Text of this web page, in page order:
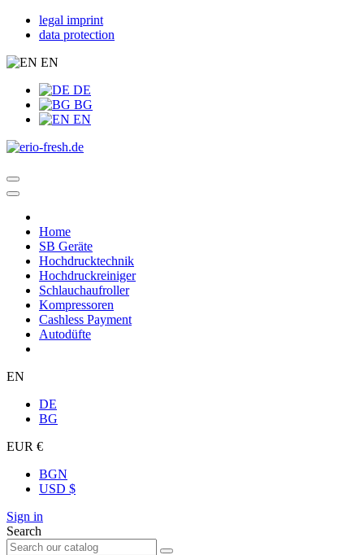
legal imprint
data protection
EN
DE
BG
EN
Home
SB Geräte
Hochdrucktechnik
Hochdruckreiniger
Schlauchaufroller
Kompressoren
Cashless Payment
Autodüfte
EN
DE
BG
EUR €
BGN
USD $
Sign in
Search